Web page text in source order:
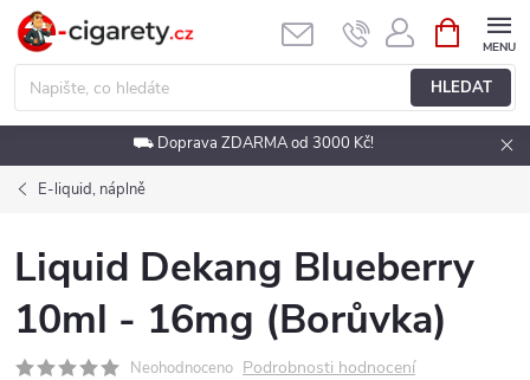
Přejít
obsah
HLEDAT
NÁKUPNÍ
KOŠÍK
⛟ Doprava ZDARMA od 3000 Kč!
E-liquid, náplně
Liquid Dekang Blueberry
10ml - 16mg (Borůvka)
Neohodnoceno Podrobnosti hodnocení